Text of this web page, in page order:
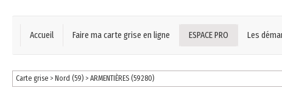
Accueil Faire ma carte grise en ligne ESPACE PRO Les
Carte grise > Nord (59)>ARMENTIÈRES (59280)